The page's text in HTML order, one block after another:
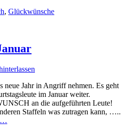
, Glückwünsche
neue Jahr in Angriff nehmen. Es geht
im Januar weiter.
an die aufgeführten Leute!
Staffeln was zutragen kann, …..
…